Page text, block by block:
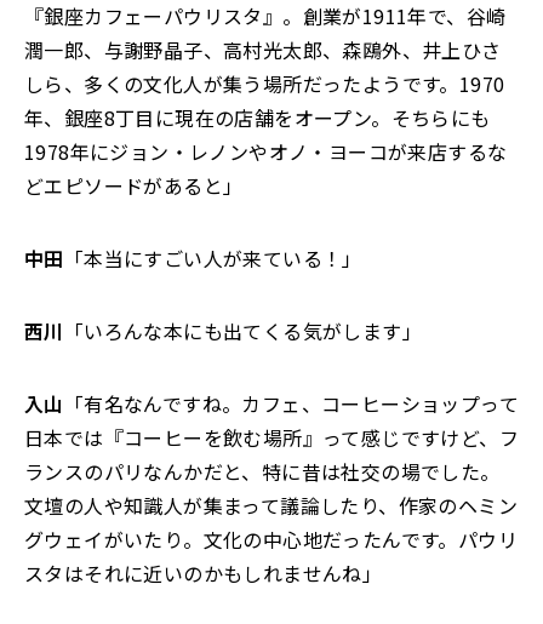
『銀座カフェーパウリスタ』。創業が1911年で、谷崎
潤一郎、与謝野晶子、高村光太郎、森鴎外、井上ひさ
しら、多くの文化人が集う場所だったようです。1970
年、銀座8丁目に現在の店舗をオープン。そちらにも
1978年にジョン・レノンやオノ・ヨーコが来店するな
どエピソードがあると」
中田 「本当にすごい人が来ている！」
西川 「いろんな本にも出てくる気がします」
入山 「有名なんですね。カフェ、コーヒーショップって
日本では『コーヒーを飲む場所』って感じですけど、フ
ランスのパリなんかだと、特に昔は社交の場でした。
文壇の人や知識人が集まって議論したり、作家のヘミン
グウェイがいたり。文化の中心地だったんです。パウリ
スタはそれに近いのかもしれませんね」